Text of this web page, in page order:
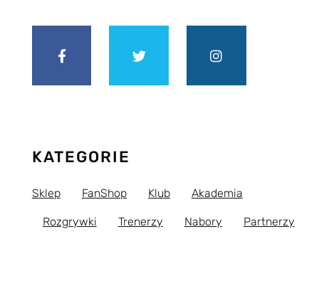
KATEGORIE
Sklep FanShop Klub Akademia
Rozgrywki Trenerzy Nabory Partnerzy